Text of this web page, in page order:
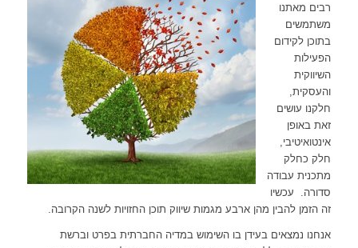
רבים מאתנו
משתמשים
בתוכן לקידום
הפעילות
השיווקית
והעסקית,
חלקנו עושים
זאת באופן
אינטואיטיבי,
חלק כחלק
מתכנית עבודה
סדורה. עכשיו
זה הזמן להבין מהן ארבע מגמות שיווק תוכן החזויות לשנה הקרובה.
אנחנו נמצאים בעידן בו השימוש במדיה החברתית בפרט וברשת